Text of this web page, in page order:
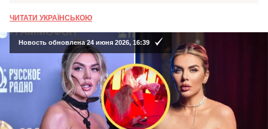
ЧИТАТИ УКРАЇНСЬКОЮ
Новость обновлена 24 июня 2026, 16:39